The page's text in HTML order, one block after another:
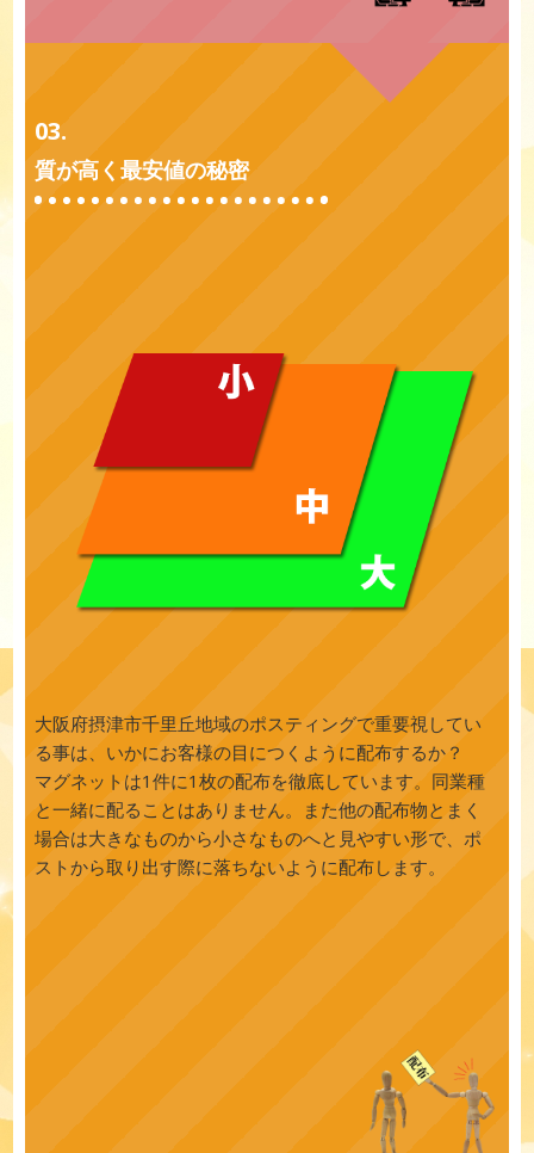
03.
質が高く最安値の秘密
大阪府摂津市千里丘地域のポスティングで重要視してい
る事は、いかにお客様の目につくように配布するか？
マグネットは1件に1枚の配布を徹底しています。同業種
と一緒に配ることはありません。また他の配布物とまく
場合は大きなものから小さなものへと見やすい形で、ポ
ストから取り出す際に落ちないように配布します。